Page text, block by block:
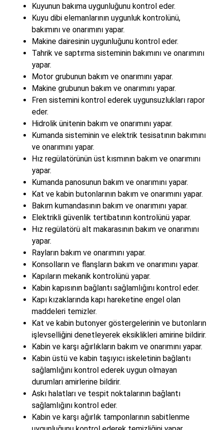
Kuyunun bakıma uygunluğunu kontrol eder.
Kuyu dibi elemanlarının uygunluk kontrolünü,
bakımını ve onarımını yapar.
Makine dairesinin uygunluğunu kontrol eder.
Tahrik ve saptırma sisteminin bakımını ve onarımını
yapar.
Motor grubunun bakım ve onarımını yapar.
Makine grubunun bakım ve onarımını yapar.
Fren sistemini kontrol ederek uygunsuzlukları rapor
eder.
Hidrolik ünitenin bakım ve onarımını yapar.
Kumanda sisteminin ve elektrik tesisatının bakımını
ve onarımını yapar.
Hız regülatörünün üst kısmının bakım ve onarımını
yapar.
Kumanda panosunun bakım ve onarımını yapar.
Kat ve kabin butonlarının bakım ve onarımını yapar.
Bakım kumandasının bakım ve onarımını yapar.
Elektrikli güvenlik tertibatının kontrolünü yapar.
Hız regülatörü alt makarasının bakım ve onarımını
yapar.
Rayların bakım ve onarımını yapar.
Konsolların ve flanşların bakım ve onarımını yapar.
Kapıların mekanik kontrolünü yapar.
Kabin kapısının bağlantı sağlamlığını kontrol eder.
Kapı kızaklarında kapı hareketine engel olan
maddeleri temizler.
Kat ve kabin butonyer göstergelerinin ve butonların
işlevselliğini denetleyerek eksiklikleri amirine bildirir.
Kabin ve karşı ağırlıkların bakım ve onarımını yapar.
Kabin üstü ve kabin taşıyıcı iskeletinin bağlantı
sağlamlığını kontrol ederek uygun olmayan
durumları amirlerine bildirir.
Askı halatları ve tespit noktalarının bağlantı
sağlamlığını kontrol eder.
Kabin ve karşı ağırlık tamponlarının sabitlenme